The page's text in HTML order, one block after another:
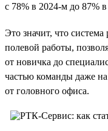
с 78% в 2024-м до 87%
Это значит, что
полевой работы,
от новичка до
частью команды даже
от головного офиса.